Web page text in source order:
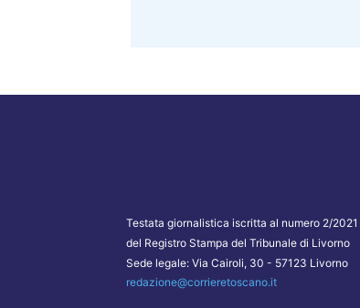
Testata giornalistica iscritta al numero 2/2021
del Registro Stampa del Tribunale di Livorno
Sede legale: Via Cairoli, 30 - 57123 Livorno
redazione@corrieretoscano.it